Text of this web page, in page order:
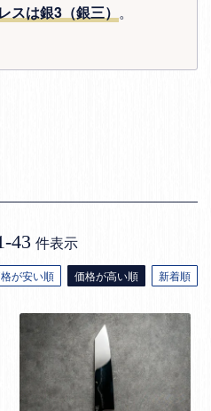
スは銀3（銀三） 。
が安い順 価格が高い順 新着順
-43 件表示